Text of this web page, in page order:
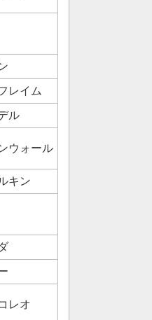
レイム
ル
ウォール
キン
レオ